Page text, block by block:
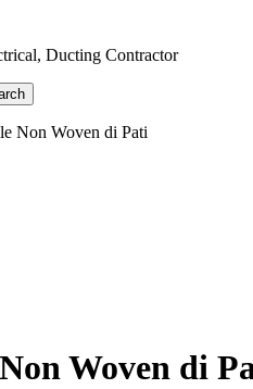
Ducting Contractor
Non Woven di Pati
Woven di